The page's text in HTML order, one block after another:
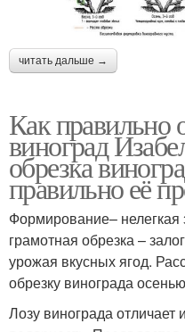
читать дальше →
Как правильно
виноград
обрезка
правильно её
Формирование–
грамотная обрезка –
урожая вкусных ягод.
обрезку винограда
Лозу винограда отличает